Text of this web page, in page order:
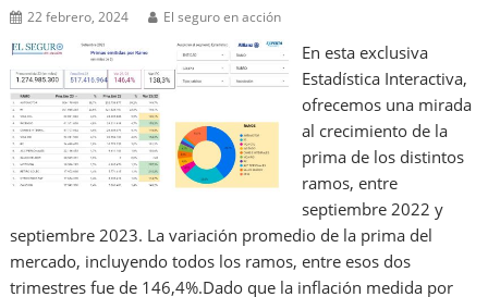
22 febrero, 2024 El seguro en acción
En esta exclusiva
Estadística Interactiva,
ofrecemos una mirada
al crecimiento de la
prima de los distintos
ramos, entre
septiembre 2022 y
septiembre 2023. La variación promedio de la prima del
mercado, incluyendo todos los ramos, entre esos dos
trimestres fue de 146,4%.Dado que la inflación medida por